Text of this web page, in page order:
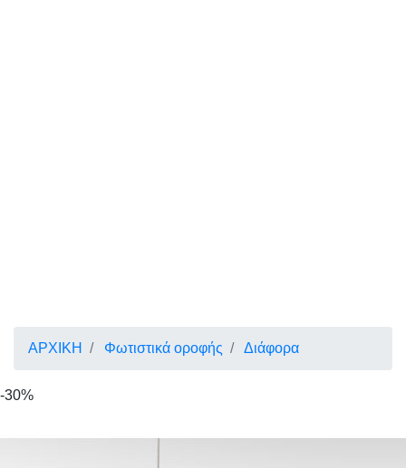
ΑΡΧΙΚΗ Φωτιστικά οροφής Διάφορα
-30%